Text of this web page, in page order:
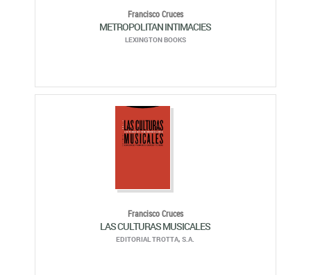
Francisco Cruces
METROPOLITAN INTIMACIES
LEXINGTON BOOKS
Francisco Cruces
LAS CULTURAS MUSICALES
EDITORIAL TROTTA, S.A.